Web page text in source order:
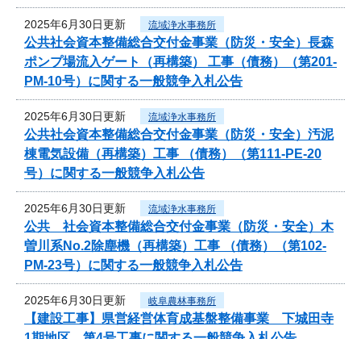
2025年6月30日更新 流域浄水事務所
公共社会資本整備総合交付金事業（防災・安全）長森
ポンプ場流入ゲート（再構築） 工事（債務）（第201-
PM-10号）に関する一般競争入札公告
2025年6月30日更新 流域浄水事務所
公共社会資本整備総合交付金事業（防災・安全）汚泥
棟電気設備（再構築）工事 （債務）（第111-PE-20
号）に関する一般競争入札公告
2025年6月30日更新 流域浄水事務所
公共 社会資本整備総合交付金事業（防災・安全）木
曽川系No.2除塵機（再構築）工事 （債務）（第102-
PM-23号）に関する一般競争入札公告
2025年6月30日更新 岐阜農林事務所
【建設工事】県営経営体育成基盤整備事業 下城田寺